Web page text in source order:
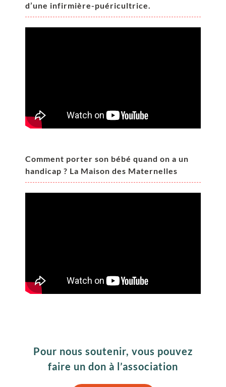
d’une infirmière-puéricultrice.
Comment porter son bébé quand on a un
handicap ? La Maison des Maternelles
Pour nous soutenir, vous pouvez
faire un don à l’association